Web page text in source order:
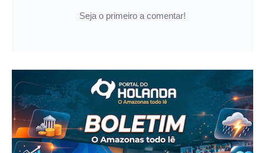
Seja o primeiro a comentar!